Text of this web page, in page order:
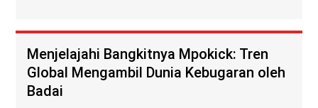
Menjelajahi Bangkitnya Mpokick: Tren
Global Mengambil Dunia Kebugaran oleh
Badai